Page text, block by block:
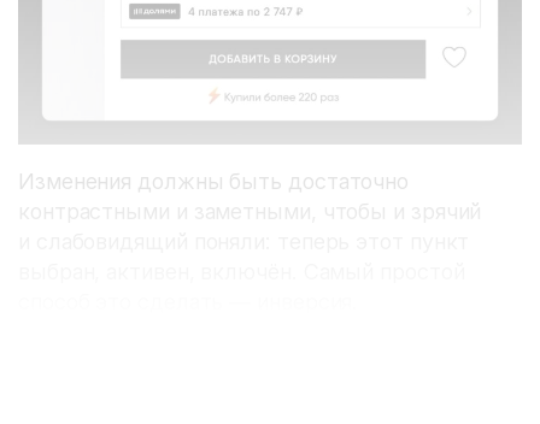
Изменения должны быть достаточно
контрастными и заметными, чтобы и зрячий